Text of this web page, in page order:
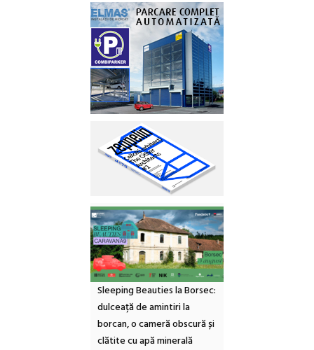
Sleeping Beauties la Borsec:
dulceață de amintiri la
borcan, o cameră obscură și
clătite cu apă minerală